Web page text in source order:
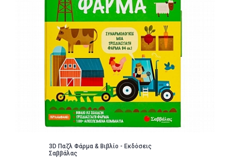
3D Παζλ Φάρμα & Βιβλίο - Εκδόσεις
Σαββάλας